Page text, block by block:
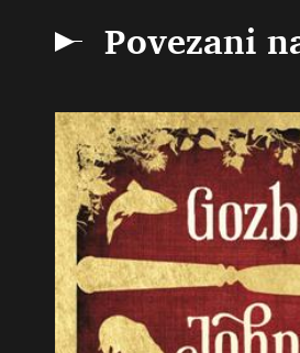
Povezani